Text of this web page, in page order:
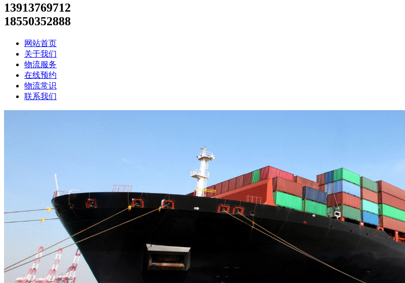
13913769712
18550352888
网站首页
关于我们
物流服务
在线预约
物流常识
联系我们